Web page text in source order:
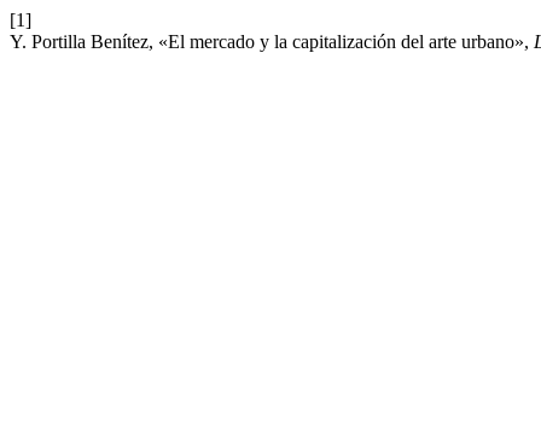
[1]
Y. Portilla Benítez, «El mercado y la capitalización del arte urbano»,